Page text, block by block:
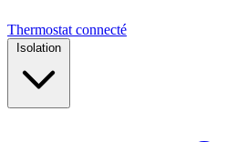
Thermostat connecté